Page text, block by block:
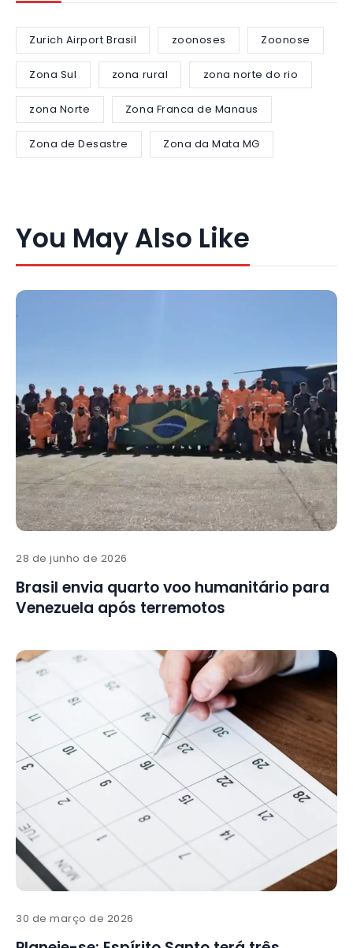
Zurich Airport Brasil zoonoses Zoonose
Zona Sul zona rural zona norte do rio
zona Norte Zona Franca de Manaus
Zona de Desastre Zona da Mata MG
You May Also Like
28 de junho de 2026
Brasil envia quarto voo humanitário para
Venezuela após terremotos
30 de março de 2026